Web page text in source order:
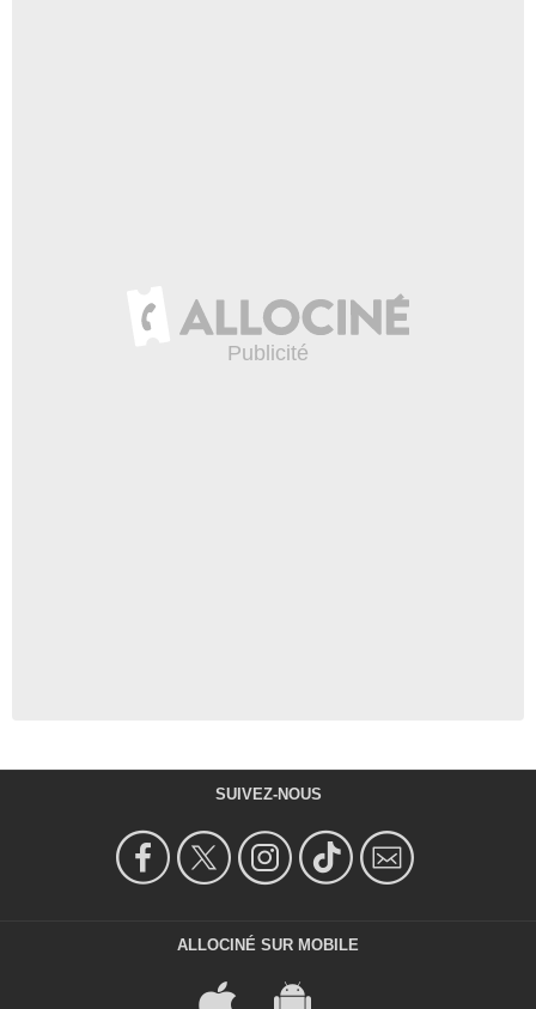
SUIVEZ-NOUS
ALLOCINÉ SUR MOBILE